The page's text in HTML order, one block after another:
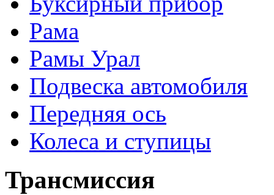
Рама
Рамы Урал
Подвеска автомобиля
Передняя ось
Колеса и ступицы
Трансмиссия